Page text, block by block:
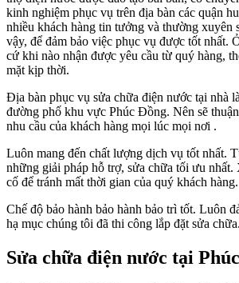
kinh nghiệm phục vụ trên địa bàn các quận
nhiều khách hàng tin tưởng và thường xuyên
vậy, để đảm bảo việc phục vụ được tốt nhất.
cứ khi nào nhận được yêu cầu từ quý hàng,
mặt kịp thời.
Địa bàn phục vụ sửa chữa điện nước tại nhà
đường phố khu vực Phúc Đồng. Nên sẽ
nhu cầu của khách hàng mọi lúc mọi nơi .
Luôn mang đến chất lượng dịch vụ tốt nhất.
những giải pháp hỗ trợ, sửa chữa tối ưu nhất.
cố để tránh mất thời gian của quý khách hàng.
Chế độ bảo hành bảo hành bảo trì tốt. Luôn
hạ mục chúng tôi đã thi công lắp đặt sửa chữa.
Sửa chữa điện nước tại